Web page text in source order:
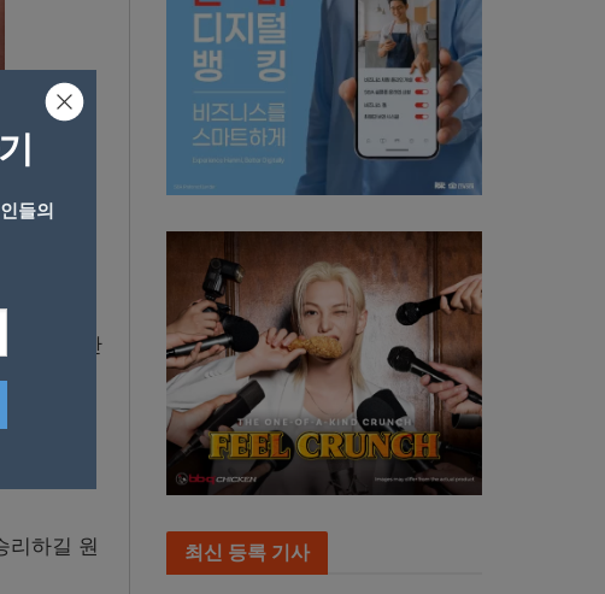
포드가
력히 비난
“세상이
리하길 원
최신 등록 기사
들의